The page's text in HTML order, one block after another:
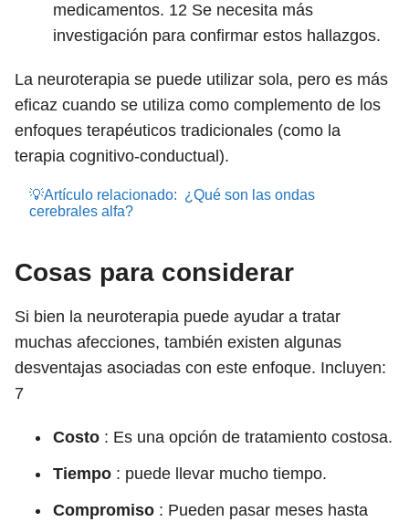
medicamentos. 12 Se necesita más
investigación para confirmar estos hallazgos.
La neuroterapia se puede utilizar sola, pero es más
eficaz cuando se utiliza como complemento de los
enfoques terapéuticos tradicionales (como la
terapia cognitivo-conductual).
💡Artículo relacionado: ¿Qué son las ondas
cerebrales alfa?
Cosas para considerar
Si bien la neuroterapia puede ayudar a tratar
muchas afecciones, también existen algunas
desventajas asociadas con este enfoque. Incluyen:
7
Costo : Es una opción de tratamiento costosa.
Tiempo : puede llevar mucho tiempo.
Compromiso : Pueden pasar meses hasta